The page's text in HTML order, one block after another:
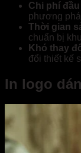
Chi phí
phương
Thời gian
chuẩn bị
Khó thay
đổi thiết kế
In logo